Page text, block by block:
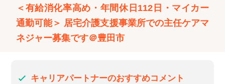
＜有給消化率高め・年間休日112日・マイカー
通勤可能＞ 居宅介護支援事業所での主任ケアマ
ネジャー募集です＠豊田市
キャリアパートナーのおすすめコメント